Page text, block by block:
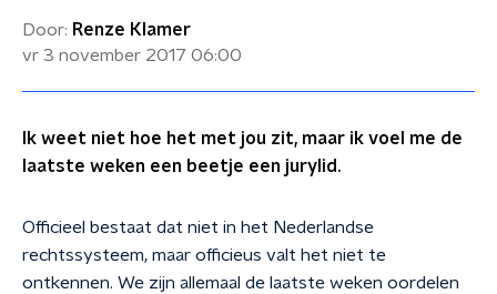
Door: Renze Klamer
vr 3 november 2017 06:00
Ik weet niet hoe het met jou zit, maar ik voel me de
laatste weken een beetje een jurylid.
Officieel bestaat dat niet in het Nederlandse
rechtssysteem, maar officieus valt het niet te
ontkennen. We zijn allemaal de laatste weken oordelen